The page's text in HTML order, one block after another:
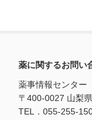
薬に関するお問い
薬事情報センター
〒400-0027 山梨
TEL．055-255-